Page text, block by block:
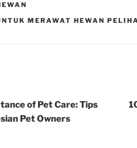
MERAWAT HEWAN
of Pet Care: Tips
Pet Owners